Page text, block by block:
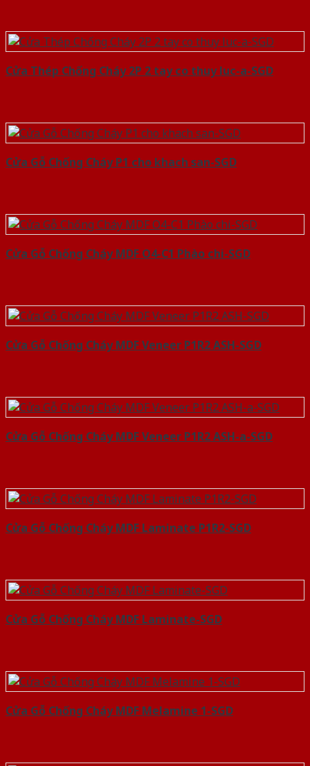
Cửa Thép Chống Cháy 2P 2 tay co thuy luc-a-SGD
Cửa Gỗ Chống Cháy P1 cho khach san-SGD
Cửa Gỗ Chống Cháy MDF O4-C1 Phào chi-SGD
Cửa Gỗ Chống Cháy MDF Veneer P1R2 ASH-SGD
Cửa Gỗ Chống Cháy MDF Veneer P1R2 ASH-a-SGD
Cửa Gỗ Chống Cháy MDF Laminate P1R2-SGD
Cửa Gỗ Chống Cháy MDF Laminate-SGD
Cửa Gỗ Chống Cháy MDF Melamine 1-SGD